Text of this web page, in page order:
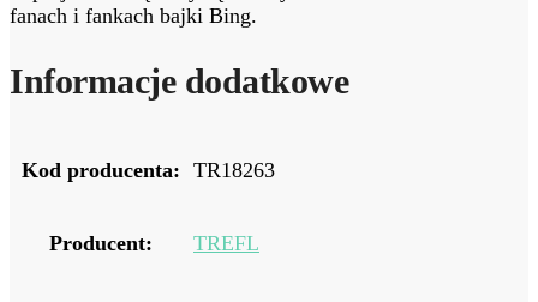
fanach i fankach bajki Bing.
Informacje dodatkowe
Kod producenta: TR18263
Producent: TREFL